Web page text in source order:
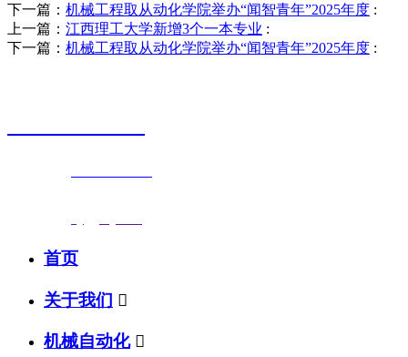
下一篇： 机械工程取从动化学院举办“闻智青年”2025年度 :
上一篇： 江西理工大学新增3个一本专业 :
下一篇： 机械工程取从动化学院举办“闻智青年”2025年度 :
首页
关于我们 
机械自动化 